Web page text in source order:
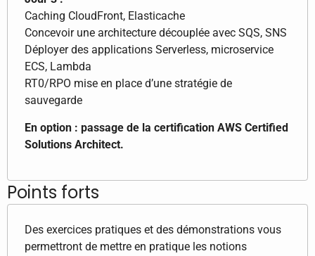
Caching CloudFront, Elasticache
Concevoir une architecture découplée avec SQS, SNS
Déployer des applications Serverless, microservice
ECS, Lambda
RT0/RPO mise en place d’une stratégie de
sauvegarde
En option : passage de la certification AWS Certified
Solutions Architect.
Points forts
Des exercices pratiques et des démonstrations vous
permettront de mettre en pratique les notions